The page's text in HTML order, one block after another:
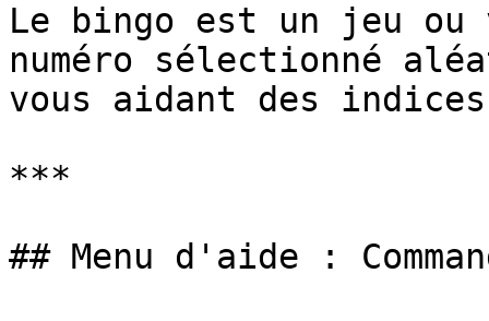
Le bingo est un jeu ou
numéro sélectionné
vous aidant des
***
## Menu d'aide :